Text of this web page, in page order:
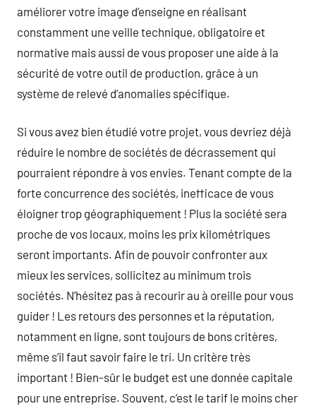
améliorer votre image d’enseigne en réalisant
constamment une veille technique, obligatoire et
normative mais aussi de vous proposer une aide à la
sécurité de votre outil de production, grâce à un
système de relevé d’anomalies spécifique.
Si vous avez bien étudié votre projet, vous devriez déjà
réduire le nombre de sociétés de décrassement qui
pourraient répondre à vos envies. Tenant compte de la
forte concurrence des sociétés, inefficace de vous
éloigner trop géographiquement ! Plus la société sera
proche de vos locaux, moins les prix kilométriques
seront importants. Afin de pouvoir confronter aux
mieux les services, sollicitez au minimum trois
sociétés. N’hésitez pas à recourir au à oreille pour vous
guider ! Les retours des personnes et la réputation,
notamment en ligne, sont toujours de bons critères,
même s’il faut savoir faire le tri. Un critère très
important ! Bien-sûr le budget est une donnée capitale
pour une entreprise. Souvent, c’est le tarif le moins cher